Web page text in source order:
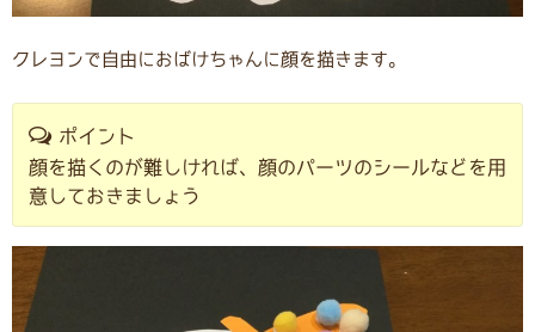
クレヨンで自由におばけちゃんに顔を描きます。
ポイント
顔を描くのが難しければ、顔のパーツのシールなどを用
意しておきましょう